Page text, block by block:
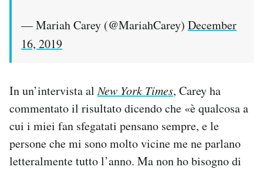
— Mariah Carey (@MariahCarey) December
16, 2019
In un’intervista alNew York Times, Carey ha
commentato il risultato dicendo che «è qualcosa a
cui i miei fan sfegatati pensano sempre, e le
persone che mi sono molto vicine me ne parlano
letteralmente tutto l’anno. Ma non ho bisogno di